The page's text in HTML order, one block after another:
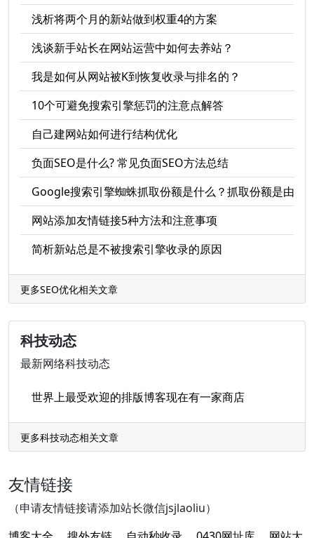
浅析将两个月的新站做到权重4的方案
浅谈新手站长在网站运营中如何去养站？
我是如何从网站被K到恢复收录与排名的？
10个可避免搜索引擎惩罚的注意点解答
自己建网站如何进行结构优化
负面SEO是什么? 常见负面SEO方法总结
Google搜索引擎蜘蛛抓取份额是什么？抓取份额是由什
网站添加友情链接5种方法和注意事项
简析新站总是不被搜索引擎收录的原因
更多SEO优化相关文章
科技动态
最新网络科技动态
世界上最受欢迎的排版博客现在有一家商店
更多科技动态相关文章
友情链接
（申请友情链接请添加站长微信jsjlaoliu）